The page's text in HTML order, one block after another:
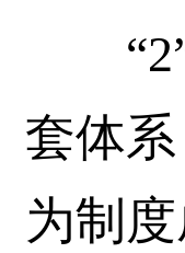
“2”
套体
为制度